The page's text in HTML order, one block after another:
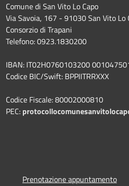
Comune di San Vito Lo Capo
Via Savoia, 167 - 91030 San Vito Lo
Consorzio di Trapani
Telefono: 0923.1830200
IBAN: IT02H0760103200
Codice BIC/Swift: BPPIITRRXXX
Codice Fiscale: 80002000810
PEC:
Prenotazione appuntamento